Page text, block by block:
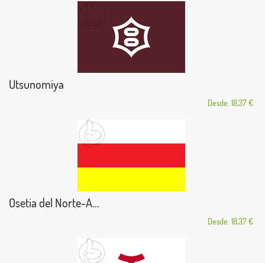
Utsunomiya
Desde: 18,37 €
Osetia del Norte-A...
Desde: 18,37 €